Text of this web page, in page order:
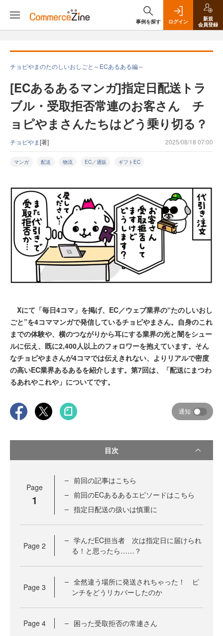
事例を探す ログイン
新規
会員登録
チョピやまのたのしいおしごと～ECあるある編～
[ECあるあるマンガ]指定日配送トラ
ブル・受取拒否常連のお客さん チ
ョピやまさんたちはどう乗り切る？
チョピやま[著] 2025/08/18 07:00
マンガ 配送 物流 EC／通販 ギフトEC
Xにて「毎日4コマ」を掲げ、EC／ウェブ業界の“たのしいおし
ごと”を4コママンガで発信しているチョピやまさん。自身のこれ
までの体験や、横のつながりから耳にする業界の光と闇をシュー
ルに伝え、既に2,400人以上のフォロワーを抱えています。そん
なチョピやまさんが4コマでは伝えきれない、よりリアルで密度
の高いEC業界あるあるを紹介します。第7回は、「配送にまつわ
るあれやこれや」についてです。
通知
目次
Page
1
前回の記事はこちら
前回のECあるあるエピソードはこちら
指定日配送の扱いは慎重に
Page 2
学んだEC担当者 次は指定日に届けられ
る！と思ったら……？
Page 3
全然違う場所に発送されちゃった！ ピ
ンチをどうリカバーしたのか
Page 4 困った受取拒否の常連さん